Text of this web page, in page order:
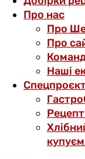
Про нас
Про
Про
Наші